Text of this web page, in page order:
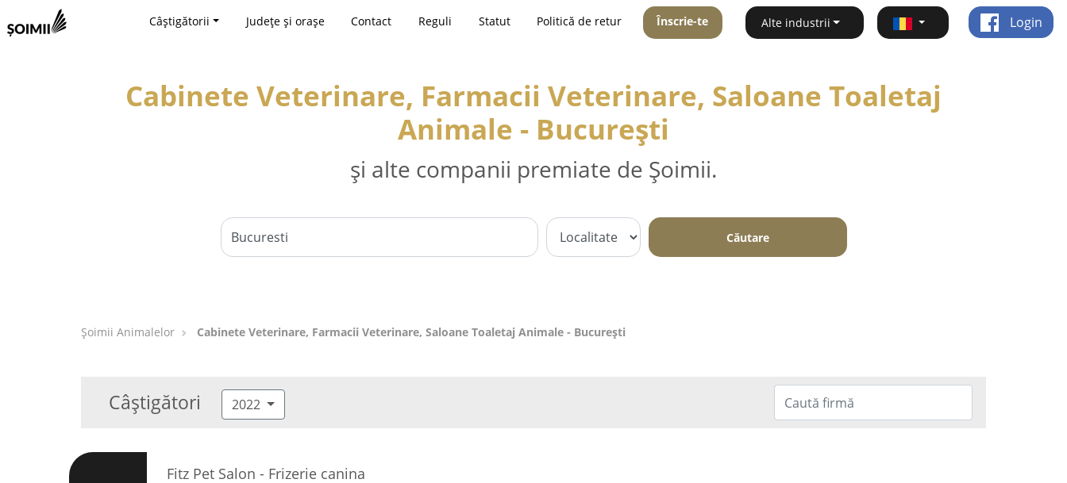
Câștigătorii Județe și orașe Contact Reguli Statut Politică de retur Înscrie-te Alte industrii Login
Cabinete Veterinare, Farmacii Veterinare, Saloane Toaletaj
Animale - Bucureşti
și alte companii premiate de Șoimii.
Căutare
Şoimii Animalelor Cabinete Veterinare, Farmacii Veterinare, Saloane Toaletaj Animale - Bucureşti
Câștigători 2022
Fitz Pet Salon - Frizerie canina